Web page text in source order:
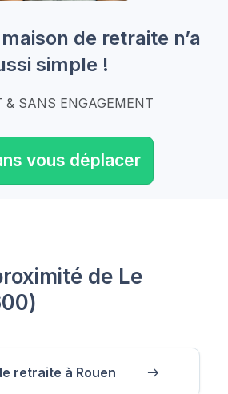
de retraite n’a
simple !
& SANS ENGAGEMENT
vous déplacer
de Le
retraite à Rouen